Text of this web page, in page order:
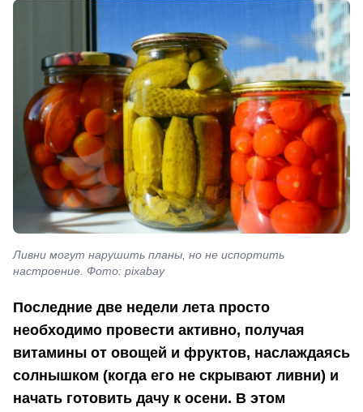
Ливни могут нарушить планы, но не испортить
настроение. Фото: pixabay
Последние две недели лета просто
необходимо провести активно, получая
витамины от овощей и фруктов, наслаждаясь
солнышком (когда его не скрывают ливни) и
начать готовить дачу к осени. В этом